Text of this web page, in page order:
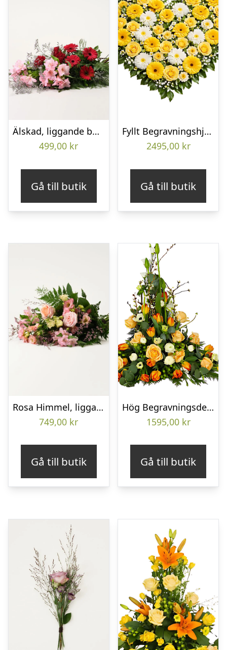
Älskad, liggande bukett
499,00 kr
Gå till butik
Fyllt Begravningshjärta
2495,00 kr
Gå till butik
Rosa Himmel, liggande bukett
749,00 kr
Gå till butik
Hög Begravningsdekoration
1595,00 kr
Gå till butik